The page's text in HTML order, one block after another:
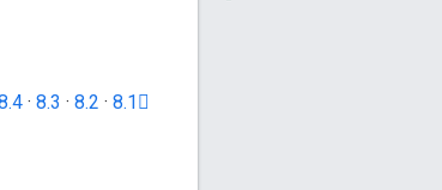
· 8.3 · 8.2 · 8.1